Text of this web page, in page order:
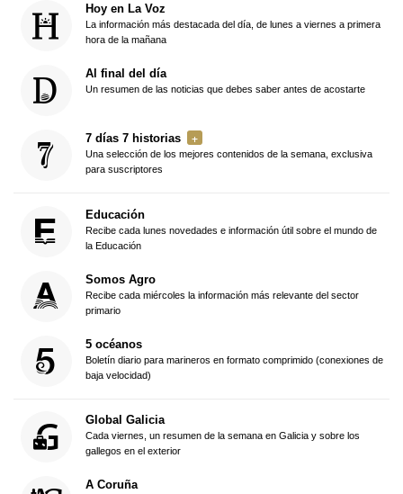
Hoy en La Voz
La información más destacada del día, de lunes a viernes a primera
hora de la mañana
Al final del día
Un resumen de las noticias que debes saber antes de acostarte
7 días 7 historias
Una selección de los mejores contenidos de la semana, exclusiva
para suscriptores
Educación
Recibe cada lunes novedades e información útil sobre el mundo de
la Educación
Somos Agro
Recibe cada miércoles la información más relevante del sector
primario
5 océanos
Boletín diario para marineros en formato comprimido (conexiones de
baja velocidad)
Global Galicia
Cada viernes, un resumen de la semana en Galicia y sobre los
gallegos en el exterior
A Coruña